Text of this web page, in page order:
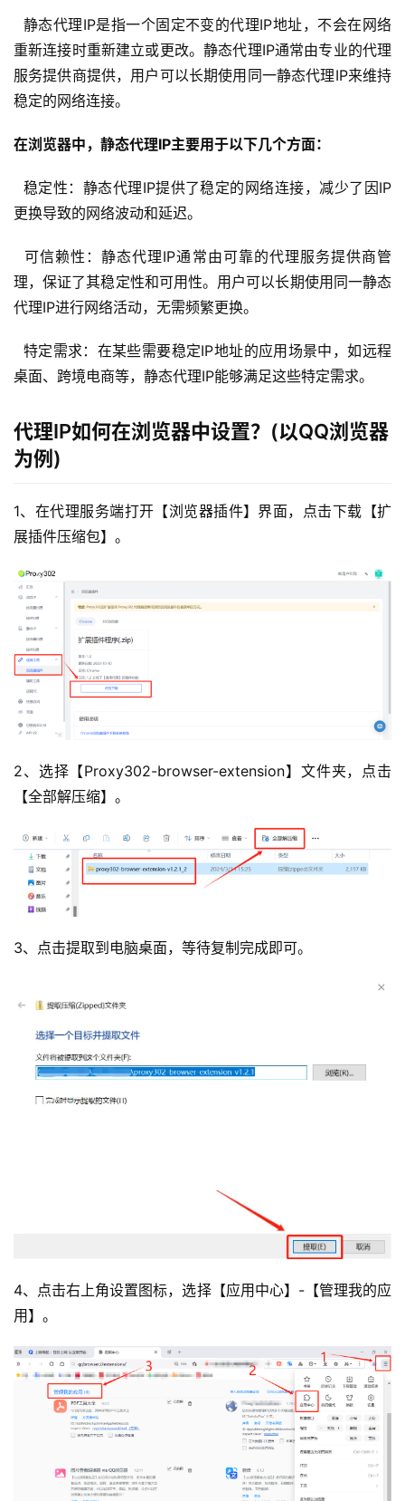
静态代理IP是指一个固定不变的代理IP地址，不会在网络
重新连接时重新建立或更改。静态代理IP通常由专业的代理
服务提供商提供，用户可以长期使用同一静态代理IP来维持
稳定的网络连接。
在浏览器中，静态代理IP主要用于以下几个方面：
稳定性：静态代理IP提供了稳定的网络连接，减少了因IP
更换导致的网络波动和延迟。
可信赖性：静态代理IP通常由可靠的代理服务提供商管
理，保证了其稳定性和可用性。用户可以长期使用同一静态
代理IP进行网络活动，无需频繁更换。
特定需求：在某些需要稳定IP地址的应用场景中，如远程
桌面、跨境电商等，静态代理IP能够满足这些特定需求。
代理IP如何在浏览器中设置？(以QQ浏览器
为例)
1、在代理服务端打开【浏览器插件】界面，点击下载【扩
展插件压缩包】。
2、选择【Proxy302-browser-extension】文件夹，点击
【全部解压缩】。
3、点击提取到电脑桌面，等待复制完成即可。
4、点击右上角设置图标，选择【应用中心】-【管理我的应
用】。